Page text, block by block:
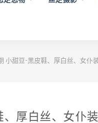
小甜豆-黑皮鞋、厚白丝、女仆
、厚白丝、女仆装